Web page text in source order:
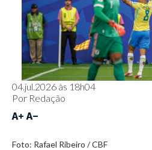
04.jul.2026 às 18h04
Por Redação
Foto: Rafael Ribeiro / CBF